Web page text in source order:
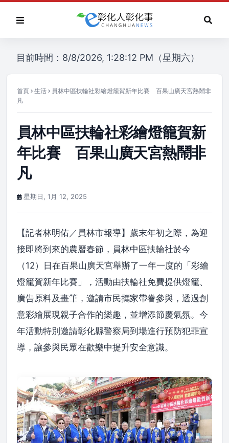
目前時間：8/8/2026, 1:28:12 PM（星期六）
首頁 生活
員林中區扶輪社彩繪燈籠賀新年比賽 百果山廣天宮熱鬧非
凡
員林中區扶輪社彩繪燈籠賀新
年比賽 百果山廣天宮熱鬧非
凡
星期日, 1月 12, 2025
【記者林明佑／員林市報導】歲末年初之際，為迎
接即將到來的農曆春節，員林中區扶輪社於今
（12）日在百果山廣天宮舉辦了一年一度的「彩繪
燈籠賀新年比賽」，活動由扶輪社免費提供燈籠、
廣告原料及畫筆，邀請市民攜家帶眷參與，透過創
意彩繪展現親子合作的樂趣，並增添節慶氣氛。今
年活動特別邀請彰化縣警察局到場進行預防犯罪宣
導，讓參與民眾在歡樂中提升安全意識。